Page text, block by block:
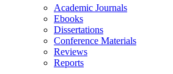
Academic Journals
Ebooks
Dissertations
Conference Materials
Reviews
Reports